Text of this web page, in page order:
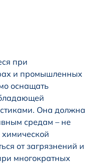
при
и промышленных
оснащать
Она должна
средам – не
химической
от загрязнений и
многократных